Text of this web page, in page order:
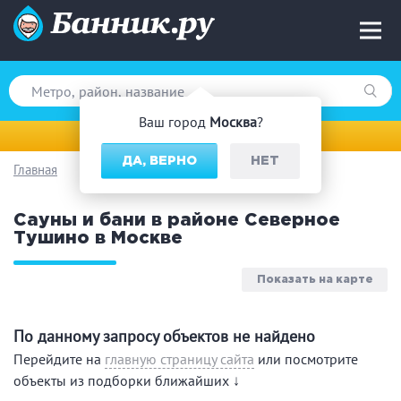
Ваш город Москва?
ДА, ВЕРНО НЕТ
Вид парной
Русская баня
Финская сауна
Турецкая баня
На дровах
Поводы
Загородный отдых
Главная
Сауны и бани в районе Северное
Тушино в Москве
Показать на карте
По данному запросу объектов не найдено
Перейдите на главную страницу сайта или посмотрите
объекты из подборки ближайших ↓